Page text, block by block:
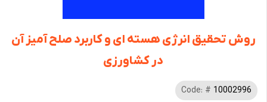
روش تحقیق انرژی هسته ای و کاربرد صلح آمیز آن
در کشاورزی
Code: # 10002996